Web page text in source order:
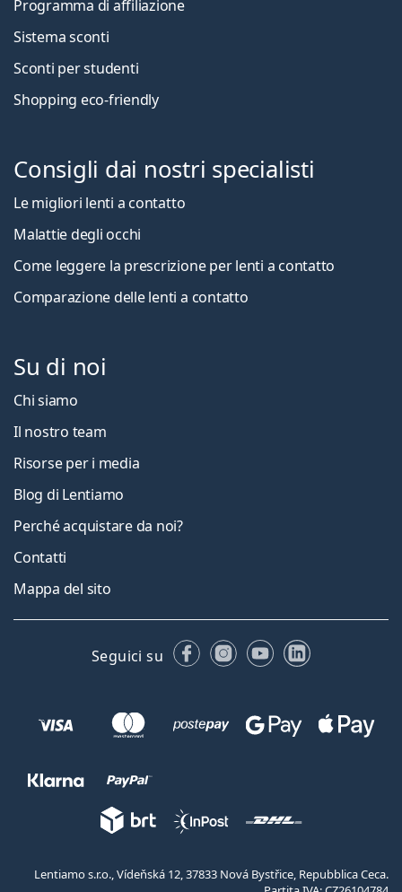
Programma di affiliazione
Sistema sconti
Sconti per studenti
Shopping eco-friendly
Consigli dai nostri specialisti
Le migliori lenti a contatto
Malattie degli occhi
Come leggere la prescrizione per lenti a contatto
Comparazione delle lenti a contatto
Su di noi
Chi siamo
Il nostro team
Risorse per i media
Blog di Lentiamo
Perché acquistare da noi?
Contatti
Mappa del sito
Seguici su FacebookInstagram
YouTubeLinkedIn
Lentiamo s.r.o., Vídeňská 12, 37833 Nová Bystřice, Repubblica Ceca.